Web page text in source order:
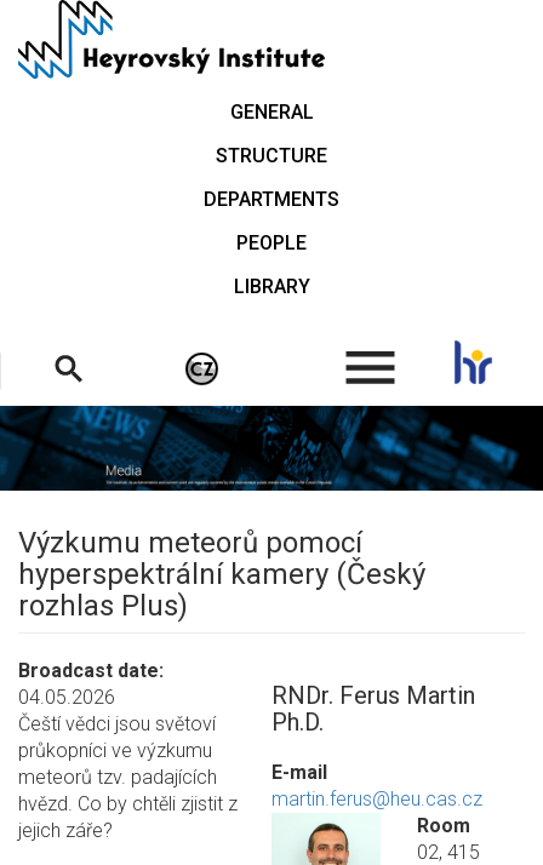
main
GENERAL
STRUCTURE
DEPARTMENTS
PEOPLE
LIBRARY
.
Výzkumu meteorů pomocí
hyperspektrální kamery (Český
rozhlas Plus)
Broadcast date
04.05.2026
Čeští vědci jsou světoví
průkopníci ve výzkumu
meteorů tzv. padajících
hvězd. Co by chtěli zjistit z
jejich záře?
RNDr. Ferus Martin
Ph.D.
E-mail
martin.ferus@heu.cas.cz
Room
02, 415